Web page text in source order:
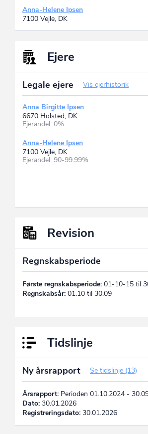
Anna-Helene Ipsen
7100 Vejle, DK
Ejere
Legale ejere Vis ejerhistorik
Anna Birgitte Ipsen
6670 Holsted, DK
Ejerandel: 0%
Anna-Helene Ipsen
7100 Vejle, DK
Ejerandel: 90-99.99%
Revision
Regnskabsperiode
Første regnskabsperiode: 01-10-15 til
Regnskabsår: 01.10 til 30.09
Tidslinje
Ny årsrapport Se tidslinje (13)
Årsrapport: Perioden 01.10.2024 -
Dato: 30.01.2026
Registreringsdato: 30.01.2026